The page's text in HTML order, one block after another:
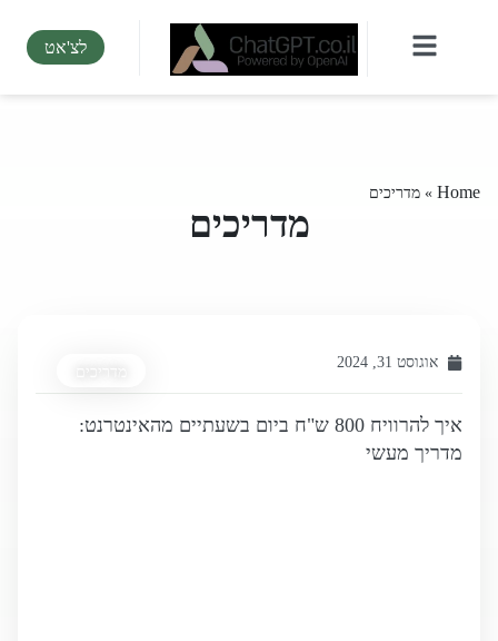
לצ'אט
Home
» מדריכים
מדריכים
אוגוסט 31, 2024
איך להרוויח 800 ש"ח ביום בשעתיים מהאינטרנט:
מדריך מעשי